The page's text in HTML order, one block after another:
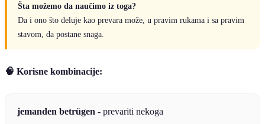
Šta možemo da naučimo iz toga?
Da i ono što deluje kao prevara može, u pravim rukama i sa pravim
stavom, da postane snaga.
🧠 Korisne kombinacije:
jemanden betrügen - prevariti nekoga